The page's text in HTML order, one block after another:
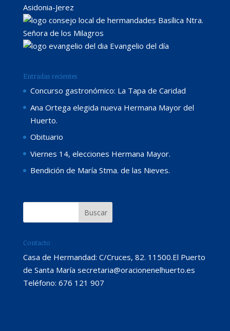
Asidonia-Jerez
Basílica Ntra.
Señora de los Milagros
Evangelio del día
Entradas recientes
Concurso gastronómico: La Tapa de Caridad
Ana Ortega elegida nueva Hermana Mayor del
Huerto.
Obituario
Viernes 14, elecciones Hermana Mayor.
Bendición de María Stma. de las Nieves.
Contacto
Casa de Hermandad: C/Cruces, 82. 11500.El Puerto
de Santa María secretaria@oracionenelhuerto.es
Teléfono: 676 121 907